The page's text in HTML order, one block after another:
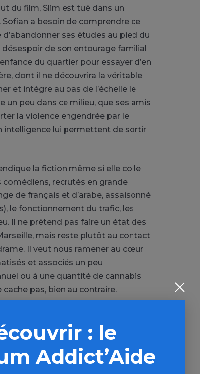
du film, Slim est tué dans un
a besoin de comprendre ce
d’abandonner ses études au pied du
de son entourage familial
du quartier pour essayer d’en
dont il ne découvrira la véritable
et intègre au bas de l’échelle le
un peu dans ce milieu, que ses amis
la violence engendrée par le
intelligence lui permettent de sortir
la fiction même si elle colle
comédiens, recrutés en grande
de français et d’arabe, assaisonné
le fonctionnement du trafic, les
Il ne prétend pas faire un état des
mais reste plutôt au contact
Il veut nous ramener au cœur
et associés un peu
ou à une quantité de cannabis
cache pas, bien au contraire.
le déterministe social en jeu, sur les
inévitablement dans le trafic,
ou du moins les soutenir
de Sofian, refusent cette fatalité et
réclament leur part du gâteau.
: le
Addict’Aide